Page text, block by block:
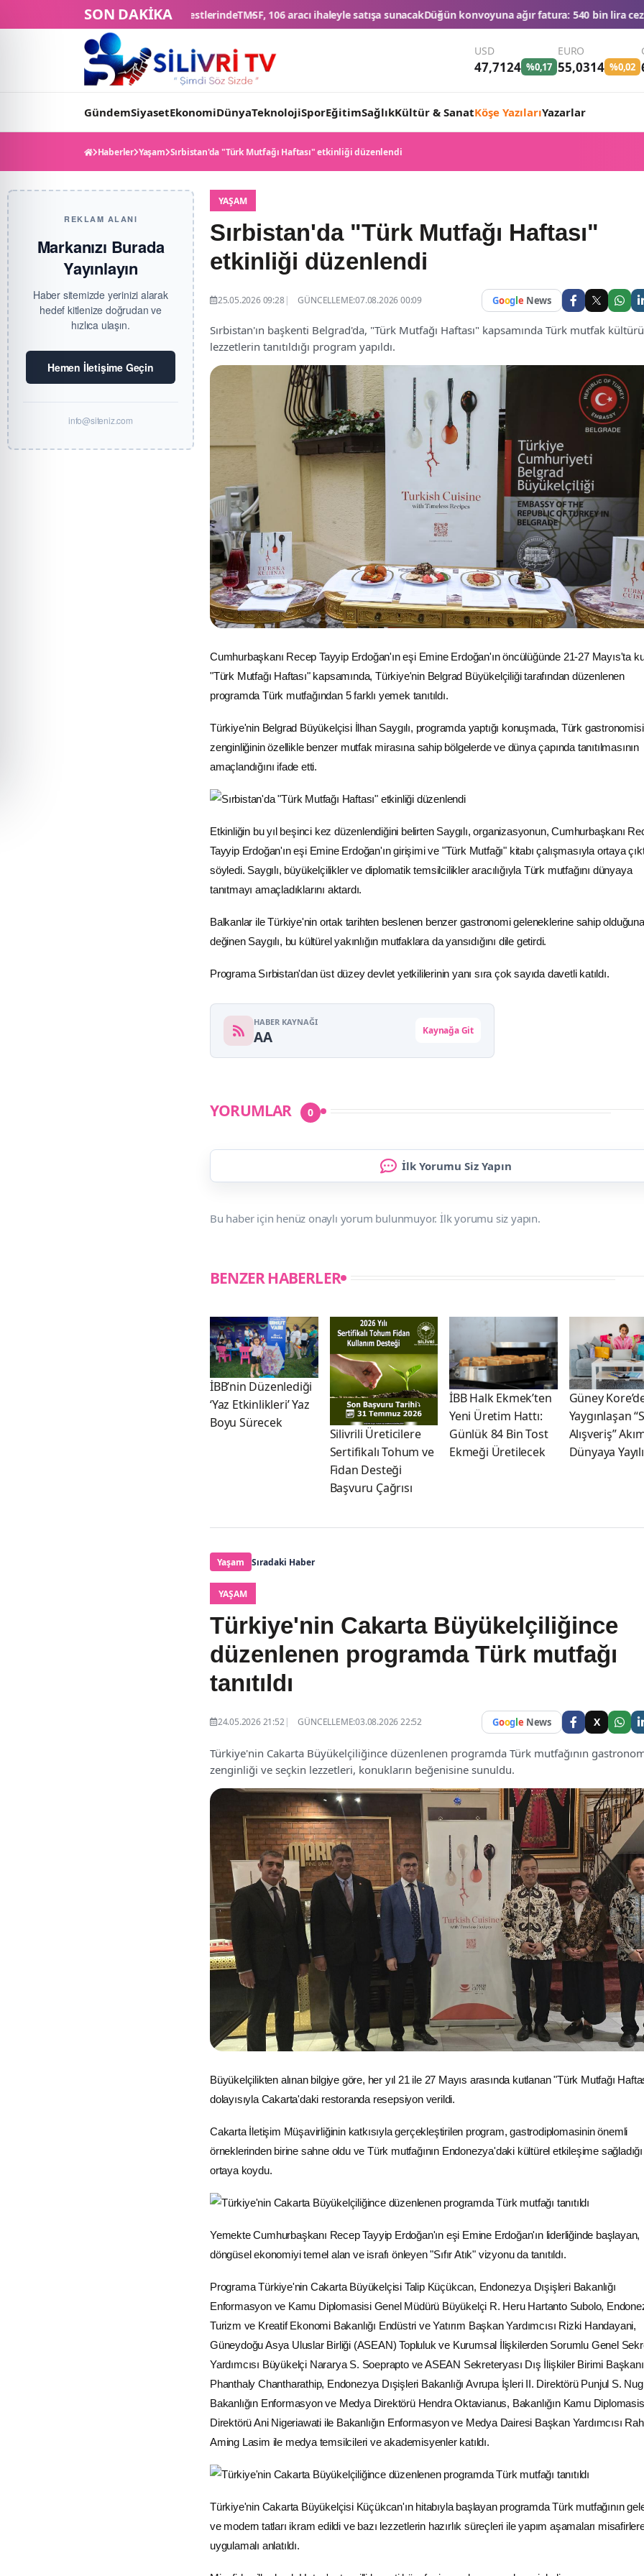
SON DAKİKA
araç final testlerinde TMSF, 106 aracı ihaleyle satışa sunacakDüğün konvoyuna ağır fatura: 540 bin lira ceza, 6 araç trafikten men
USD
47,7124 %0,17
EURO
55,0314 %0,02
GündemSiyasetEkonomiDünyaTeknolojiSporEğitimSağlıkKültür & SanatKöşe YazılarıYazarlar
Haberler Yaşam Sırbistan'da "Türk Mutfağı Haftası" etkinliği düzenlendi
REKLAM ALANI
Markanızı Burada
Yayınlayın
Haber sitemizde yerinizi alarak
hedef kitlenize doğrudan ve
hızlıca ulaşın.
Hemen İletişime Geçin
info@siteniz.com
YAŞAM
Sırbistan'da "Türk Mutfağı Haftası"
etkinliği düzenlendi
25.05.2026 09:28 GÜNCELLEME:07.08.2026 00:09 Google News
Sırbistan'ın başkenti Belgrad'da, "Türk Mutfağı Haftası" kapsamında Türk mutfak
lezzetlerin tanıtıldığı program yapıldı.
Cumhurbaşkanı Recep Tayyip Erdoğan'ın eşi Emine Erdoğan'ın öncülüğünde 21-27 Mayıs'ta
"Türk Mutfağı Haftası" kapsamında, Türkiye'nin Belgrad Büyükelçiliği tarafından düzenlenen
programda Türk mutfağından 5 farklı yemek tanıtıldı.
Türkiye'nin Belgrad Büyükelçisi İlhan Saygılı, programda yaptığı konuşmada, Türk
zenginliğinin özellikle benzer mutfak mirasına sahip bölgelerde ve dünya çapında tanıtılmasının
amaçlandığını ifade etti.
Etkinliğin bu yıl beşinci kez düzenlendiğini belirten Saygılı, organizasyonun, Cumhurbaşkanı
Tayyip Erdoğan'ın eşi Emine Erdoğan'ın girişimi ve "Türk Mutfağı" kitabı çalışmasıyla ortaya
söyledi. Saygılı, büyükelçilikler ve diplomatik temsilcilikler aracılığıyla Türk mutfağını dünyaya
tanıtmayı amaçladıklarını aktardı.
Balkanlar ile Türkiye'nin ortak tarihten beslenen benzer gastronomigeleneklerine sahip olduğuna
değinen Saygılı, bu kültürel yakınlığın mutfaklara da yansıdığını dile getirdi.
Programa Sırbistan'dan üst düzey devlet yetkililerinin yanı sıra çok sayıda davetli katıldı.
HABER KAYNAĞI
AA Kaynağa Git
YORUMLAR 0
İlk Yorumu Siz Yapın
Bu haber için henüz onaylı yorum bulunmuyor. İlk yorumu siz yapın.
BENZER HABERLER
İBB’nin Düzenlediği
‘Yaz Etkinlikleri’ Yaz
Boyu Sürecek
Silivrili Üreticilere
Sertifikalı Tohum ve
Fidan Desteği
Başvuru Çağrısı
İBB Halk Ekmek’ten
Yeni Üretim Hattı:
Günlük 84 Bin Tost
Ekmeği Üretilecek
Güney
Yaygınlaşan
Alışveriş”
Dünyaya
Yaşam Sıradaki Haber
YAŞAM
Türkiye'nin Cakarta Büyükelçiliğince
düzenlenen programda Türk mutfağı
tanıtıldı
24.05.2026 21:52 GÜNCELLEME:03.08.2026 22:52 Goog e News X
Türkiye'nin Cakarta Büyükelçiliğince düzenlenen programda Türk mutfağının
zenginliği ve seçkin lezzetleri, konukların beğenisine sunuldu.
Büyükelçilikten alınan bilgiye göre, her yıl 21 ile 27 Mayıs arasında kutlanan "Türk Mutfağı
dolayısıyla Cakarta'daki restoranda resepsiyon verildi.
Cakarta İletişim Müşavirliğinin katkısıyla gerçekleştirilen program, gastrodiplomasinin önemli
örneklerinden birine sahne oldu veTürk mutfağının Endonezya'daki kültürel etkileşime sağladığı
ortaya koydu.
Yemekte Cumhurbaşkanı Recep Tayyip Erdoğan'ın eşi Emine Erdoğan'ın liderliğinde başlayan,
döngüsel ekonomiyi temel alan ve israfı önleyen "Sıfır Atık" vizyonu da tanıtıldı.
Programa Türkiye'nin Cakarta Büyükelçisi Talip Küçükcan, Endonezya Dışişleri Bakanlığı
Enformasyon ve Kamu Diplomasisi Genel Müdürü Büyükelçi R. Heru Hartanto Subolo,
Turizm ve Kreatif Ekonomi Bakanlığı Endüstri veYatırım Başkan Yardımcısı Rizki Handayani,
Güneydoğu Asya Uluslar Birliği (ASEAN) Topluluk ve Kurumsal İlişkilerden Sorumlu Genel
Yardımcısı Büyükelçi Nararya S. Soeprapto ve ASEAN Sekreteryası Dış İlişkiler Birimi Başkanı
Phanthaly Chantharathip, Endonezya Dışişleri Bakanlığı Avrupa İşleri II. Direktörü Punjul S.
Bakanlığın Enformasyon ve MedyaDirektörü Hendra Oktavianus, Bakanlığın Kamu
Direktörü Ani Nigeriawati ile Bakanlığın Enformasyon ve Medya Dairesi Başkan Yardımcısı
Aming Lasim ile medya temsilcileri ve akademisyenler katıldı.
Türkiye'nin Cakarta Büyükelçisi Küçükcan'ın hitabıyla başlayan programdaTürk mutfağının
ve modern tatları ikram edildi ve bazı lezzetlerin hazırlık süreçleri ile yapım aşamaları
uygulamalı anlatıldı.